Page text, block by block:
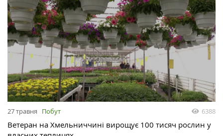
27 травня Побут 6388
Ветеран на Хмельниччині вирощує 100 тисяч рослин у